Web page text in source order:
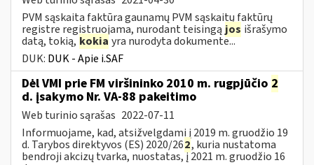
PVM sąskaita faktūra gaunamų PVM sąskaitų faktūrų
registre registruojama, nurodant teisingą jos išrašymo
datą, tokią, kokia yra nurodyta dokumente...
DUK: DUK - Apie i.SAF
Dėl VMI prie FM viršininko 2010 m. rugpjūčio 2
d. įsakymo Nr. VA-88 pakeitimo
Web turinio sąrašas 2022-07-11
Informuojame, kad, atsižvelgdami į 2019 m. gruodžio 19
d. Tarybos direktyvos (ES) 2020/262, kuria nustatoma
bendroji akcizų tvarka, nuostatas, į 2021 m. gruodžio 16